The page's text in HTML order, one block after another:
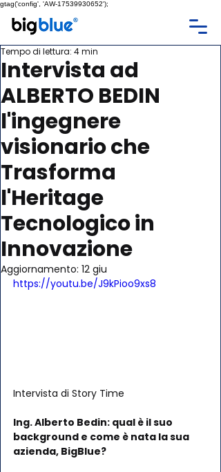
gtag('config', 'AW-17539930652');
Intervista ad
ALBERTO BEDIN
l'ingegnere
visionario che
Trasforma
l'Heritage
Tecnologico in
Innovazione
Tempo di lettura: 4 min
Aggiornamento: 12 giu
https://youtu.be/J9kPioo9xs8
Intervista di Story Time
Ing. Alberto Bedin: qual è il suo
background e come è nata la sua
azienda, BigBlue?